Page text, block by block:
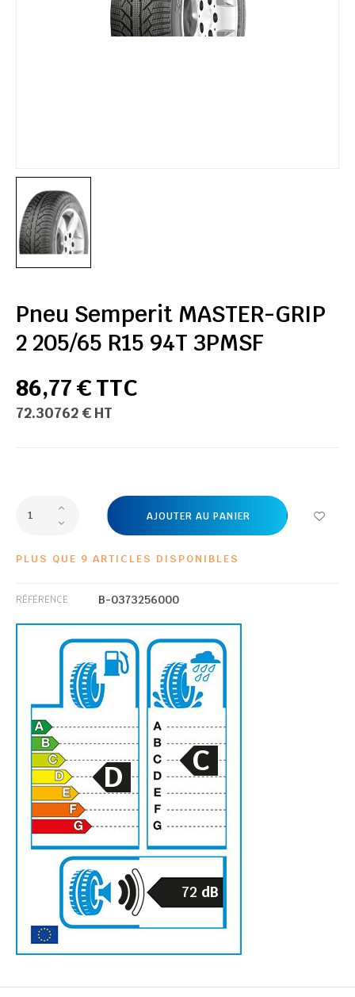
Pneu Semperit MASTER-GRIP
2 205/65 R15 94T 3PMSF
86,77 € TTC
72.30762 € HT
AJOUTER AU PANIER
PLUS QUE 9 ARTICLES DISPONIBLES
RÉFÉRENCE B-0373256000
D C
72 dB